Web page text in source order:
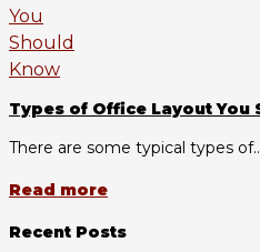
Types of Office Layout You
There are some typical types
Read more
Recent Posts